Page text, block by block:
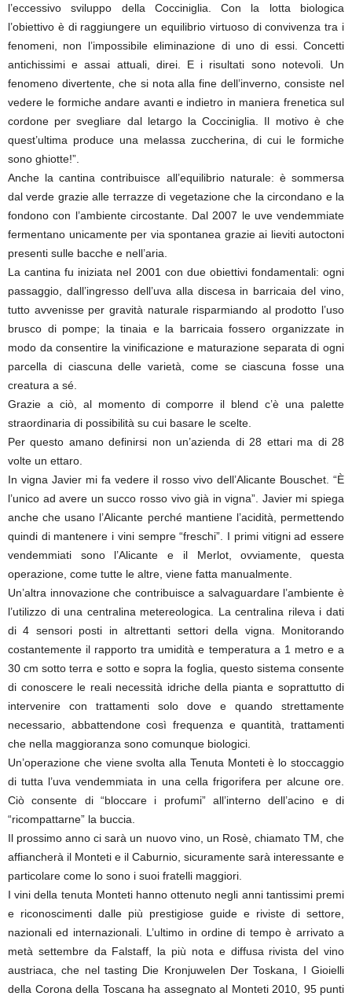
l’eccessivo sviluppo della Cocciniglia. Con la lotta biologica
l’obiettivo è di raggiungere un equilibrio virtuoso di convivenza tra i
fenomeni, non l’impossibile eliminazione di uno di essi. Concetti
antichissimi e assai attuali, direi. E i risultati sono notevoli. Un
fenomeno divertente, che si nota alla fine dell’inverno, consiste nel
vedere le formiche andare avanti e indietro in maniera frenetica sul
cordone per svegliare dal letargo la Cocciniglia. Il motivo è che
quest’ultima produce una melassa zuccherina, di cui le formiche
sono ghiotte!”.
Anche la cantina contribuisce all’equilibrio naturale: è sommersa
dal verde grazie alle terrazze di vegetazione che la circondano e la
fondono con l’ambiente circostante. Dal 2007 le uve vendemmiate
fermentano unicamente per via spontanea grazie ai lieviti autoctoni
presenti sulle bacche e nell’aria.
La cantina fu iniziata nel 2001 con due obiettivi fondamentali: ogni
passaggio, dall’ingresso dell’uva alla discesa in barricaia del vino,
tutto avvenisse per gravità naturale risparmiando al prodotto l’uso
brusco di pompe; la tinaia e la barricaia fossero organizzate in
modo da consentire la vinificazione e maturazione separata di ogni
parcella di ciascuna delle varietà, come se ciascuna fosse una
creatura a sé.
Grazie a ciò, al momento di comporre il blend c’è una palette
straordinaria di possibilità su cui basare le scelte.
Per questo amano definirsi non un’azienda di 28 ettari ma di 28
volte un ettaro.
In vigna Javier mi fa vedere il rosso vivo dell’Alicante Bouschet. “È
l’unico ad avere un succo rosso vivo già in vigna”. Javier mi spiega
anche che usano l’Alicante perché mantiene l’acidità, permettendo
quindi di mantenere i vini sempre “freschi”. I primi vitigni ad essere
vendemmiati sono l’Alicante e il Merlot, ovviamente, questa
operazione, come tutte le altre, viene fatta manualmente.
Un’altra innovazione che contribuisce a salvaguardare l’ambiente è
l’utilizzo di una centralina metereologica. La centralina rileva i dati
di 4 sensori posti in altrettanti settori della vigna. Monitorando
costantemente il rapporto tra umidità e temperatura a 1 metro e a
30 cm sotto terra e sotto e sopra la foglia, questo sistema consente
di conoscere le reali necessità idriche della pianta e soprattutto di
intervenire con trattamenti solo dove e quando strettamente
necessario, abbattendone così frequenza e quantità, trattamenti
che nella maggioranza sono comunque biologici.
Un’operazione che viene svolta alla Tenuta Monteti è lo stoccaggio
di tutta l’uva vendemmiata in una cella frigorifera per alcune ore.
Ciò consente di “bloccare i profumi” all’interno dell’acino e di
“ricompattarne” la buccia.
Il prossimo anno ci sarà un nuovo vino, un Rosè, chiamato TM, che
affiancherà il Monteti e il Caburnio, sicuramente sarà interessante e
particolare come lo sono i suoi fratelli maggiori.
I vini della tenuta Monteti hanno ottenuto negli anni tantissimi premi
e riconoscimenti dalle più prestigiose guide e riviste di settore,
nazionali ed internazionali. L’ultimo in ordine di tempo è arrivato a
metà settembre da Falstaff, la più nota e diffusa rivista del vino
austriaca, che nel tasting Die Kronjuwelen Der Toskana, I Gioielli
della Corona della Toscana ha assegnato al Monteti 2010, 95 punti